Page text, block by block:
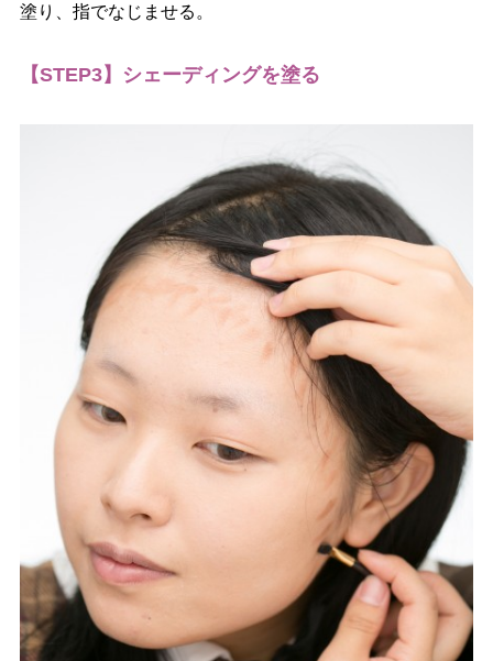
塗り、指でなじませる。
【STEP3】シェーディングを塗る